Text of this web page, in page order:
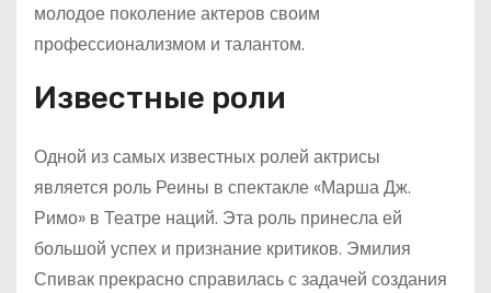
молодое поколение актеров своим
профессионализмом и талантом.
Известные роли
Одной из самых известных ролей актрисы
является роль Реины в спектакле «Марша Дж.
Римо» в Театре наций. Эта роль принесла ей
большой успех и признание критиков. Эмилия
Спивак прекрасно справилась с задачей создания